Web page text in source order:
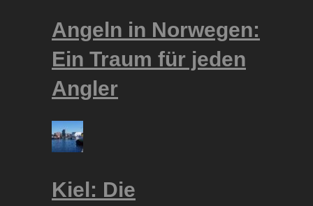
Angeln in Norwegen:
Ein Traum für jeden
Angler
Kiel: Die